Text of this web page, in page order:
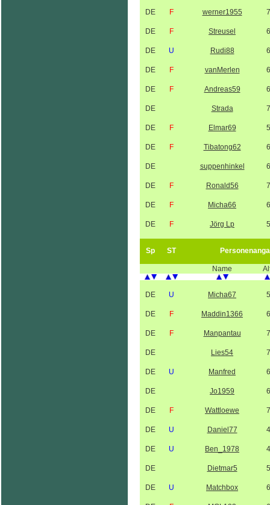
DE F werner1955
DE F Streusel
DE U Rudi88
DE F vanMerlen
DE F Andreas59
DE Strada
DE F Elmar69
DE F Tibatong62
DE suppenhinkel
DE F Ronald56
DE F Micha66
DE F Jörg Lp
Sp ST
Name
DE U Micha67
DE F Maddin1366
DE F Manpantau
DE Lies54
DE U Manfred
DE Jo1959
DE F Wattloewe
DE U Daniel77
DE U Ben_1978
DE Dietmar5
DE U Matchbox